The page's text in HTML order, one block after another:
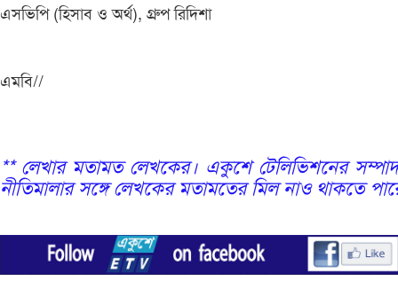
এসভিপি (হিসাব ও অর্থ), গ্রুপ রিদিশা
এমবি//
** লেখার মতামত লেখকের। একুশে টেলিভিশনের
নীতিমালার সঙ্গে লেখকের মতামতের মিল নাও থাকতে